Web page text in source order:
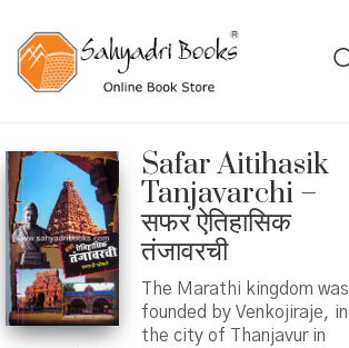
Safar Aitihasik
Tanjavarchi –
सफर ऐतिहासिक
तंजावरची
The Marathi kingdom was
founded by Venkojiraje, in
the city of Thanjavur in